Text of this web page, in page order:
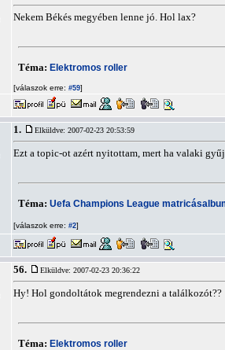
Nekem Békés megyében lenne jó. Hol lax?
Téma: Elektromos roller
[válaszok erre: #59]
1. Elküldve: 2007-02-23 20:53:59
Ezt a topic-ot azért nyitottam, mert ha valaki
Téma: Uefa Champions League
[válaszok erre: #2]
56. Elküldve: 2007-02-23 20:36:22
Hy! Hol gondoltátok megrendezni a találkozót??
Téma: Elektromos roller